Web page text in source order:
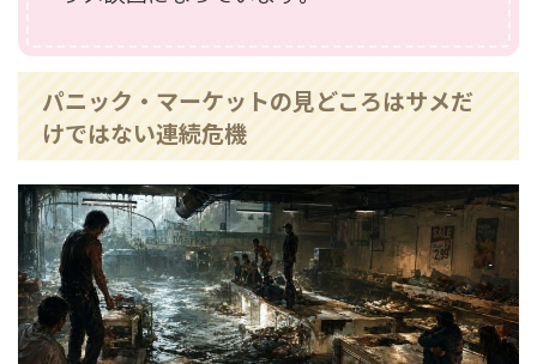
パニック・マーケットの見どころはサメだ
けではない連続危機